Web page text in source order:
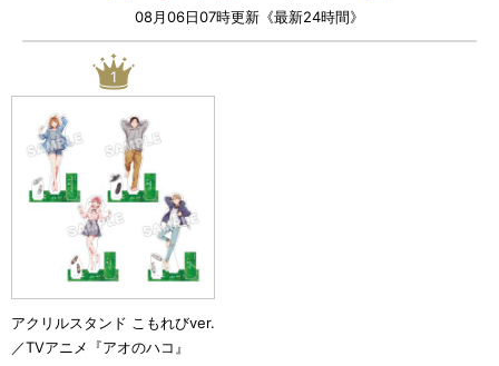
08月06日07時更新《最新24時間》
1
アクリルスタンド こもれびver.
／TVアニメ『アオのハコ』